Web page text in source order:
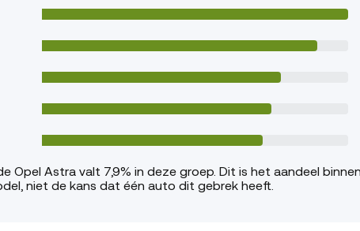
Opel Astra valt 7,9% in deze groep. Dit is het aandeel
niet de kans dat één auto dit gebrek heeft.